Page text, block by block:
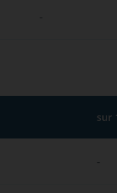
-
sur
-